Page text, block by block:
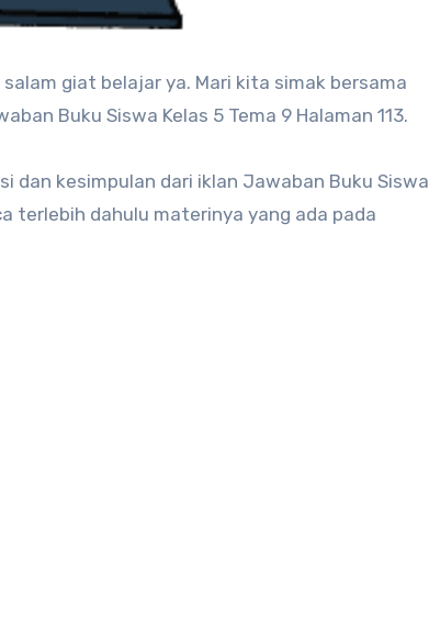
giat belajar ya. Mari kita simak bersama
Buku Siswa Kelas 5 Tema 9 Halaman 113.
dan kesimpulan dari iklan Jawaban Buku Siswa
terlebih dahulu materinya yang ada pada